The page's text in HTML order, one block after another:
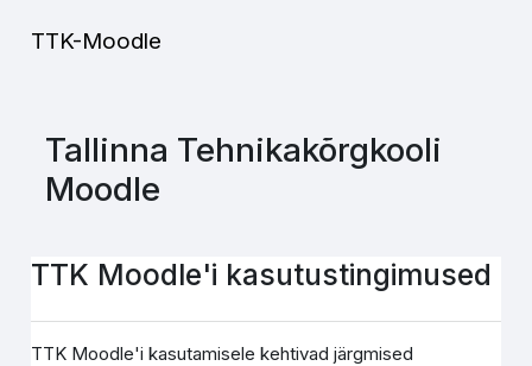
TTK-Moodle
Tallinna Tehnikakõrgkooli
Moodle
TTK Moodle'i kasutustingimused
TTK Moodle'i kasutamisele kehtivad järgmised